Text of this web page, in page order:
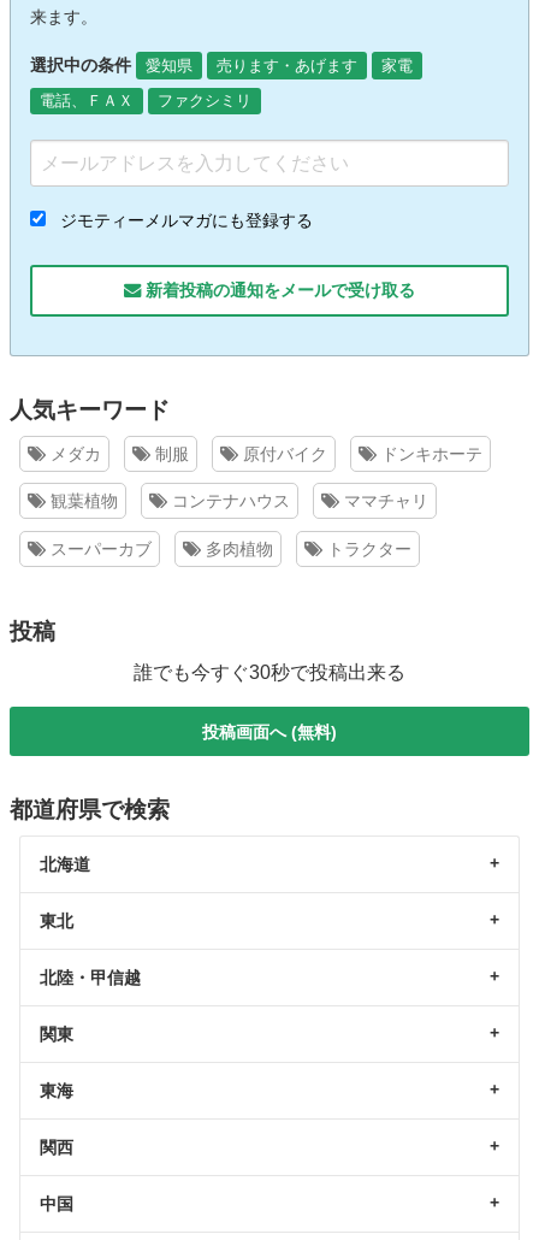
来ます。
選択中の条件 愛知県 売ります・あげます
家電
電話、ＦＡＸ
ファクシミリ
ジモティーメルマガにも登録する
新着投稿の通知をメールで受け取る
人気キーワード
メダカ 制服 原付バイク ドンキホーテ
観葉植物 コンテナハウス ママチャリ
スーパーカブ 多肉植物 トラクター
投稿
誰でも今すぐ30秒で投稿出来る
投稿画面へ (無料)
都道府県で検索
北海道
東北
北陸・甲信越
関東
東海
関西
中国